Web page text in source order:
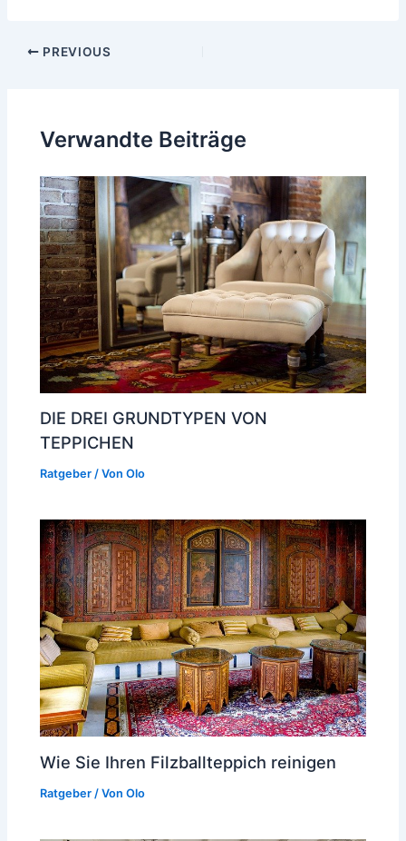
Post
PREVIOUS
Verwandte Beiträge
DIE DREI GRUNDTYPEN VON
TEPPICHEN
Ratgeber / VonOlo
Wie Sie Ihren Filzballteppich reinigen
Ratgeber / VonOlo